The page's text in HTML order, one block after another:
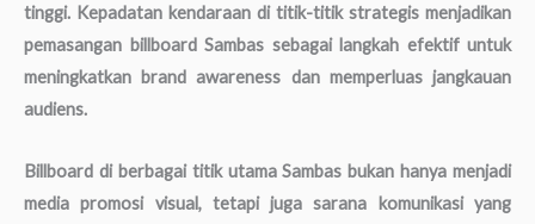
tinggi. Kepadatan kendaraan di titik-titik strategis menjadikan
pemasangan billboard Sambas sebagai langkah efektif untuk
meningkatkan brand awareness dan memperluas jangkauan
audiens.
Billboard di berbagai titik utama Sambas bukan hanya menjadi
media promosi visual, tetapi juga sarana komunikasi yang